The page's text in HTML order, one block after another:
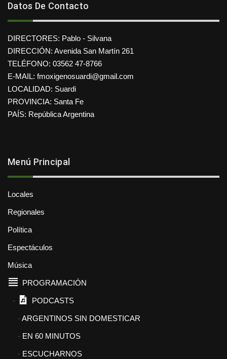
Datos De Contacto
DIRECTORES: Pablo - Silvana
DIRECCIÓN: Avenida San Martín 261
TELÉFONO: 03562 47-8766
E-MAIL: fmoxigenosuardi@gmail.com
LOCALIDAD: Suardi
PROVINCIA: Santa Fe
PAÍS: República Argentina
Menú Principal
Locales
Regionales
Política
Espectáculos
Música
PROGRAMACIÓN
PODCASTS
ARGENTINOS SIN DOMESTICAR
EN 60 MINUTOS
ESCUCHARNOS